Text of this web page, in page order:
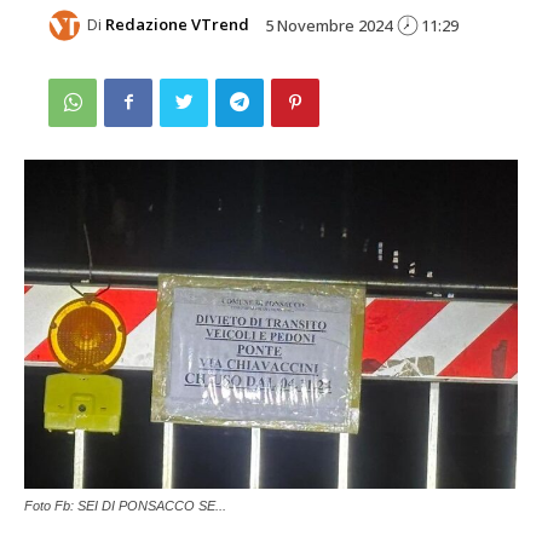
Di Redazione VTrend 5 Novembre 2024 11:29
Foto Fb: SEI DI PONSACCO SE...